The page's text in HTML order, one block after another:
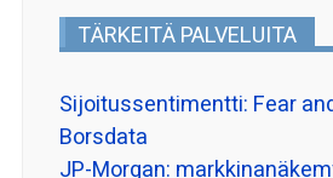
TÄRKEITÄ PALVELUITA
Sijoitussentimentti: Fear
Borsdata
JP-Morgan: